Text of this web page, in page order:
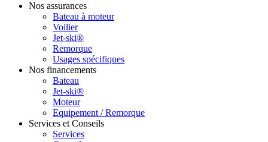
Nos assurances
Bateau à moteur
Voilier
Jet-ski®
Remorque
Usages spécifiques
Nos financements
Bateau
Jet-ski®
Moteur
Equipement / Remorque
Services et Conseils
Services